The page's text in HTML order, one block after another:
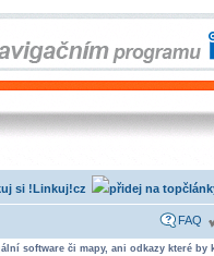
Linkuj!cz
FAQ
software či mapy, ani odkazy které by